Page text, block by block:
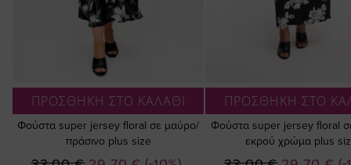
ΠΡΟΣΘΗΚΗ ΣΤΟ ΚΑΛΑΘΙ
Φούστα super jersey floral σε μαύρο/
πράσινο plus size
Ειδική
ΠΡΟΣΘΗΚΗ ΣΤΟ
Φούστα super jersey floral
εκρού χρώμα plus
Ειδική